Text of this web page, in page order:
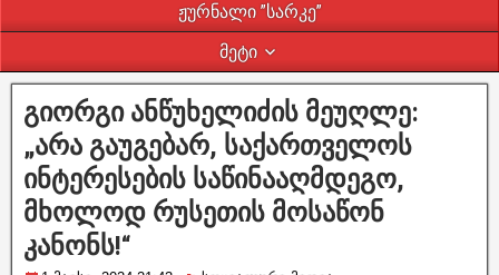
ჟურნალი ”სარკე”
მეტი
გიორგი ანწუხელიძის მეუღლე:
„არა გაუგებარ, საქართველოს
ინტერესების საწინააღმდეგო,
მხოლოდ რუსეთის მოსაწონ
კანონს!“